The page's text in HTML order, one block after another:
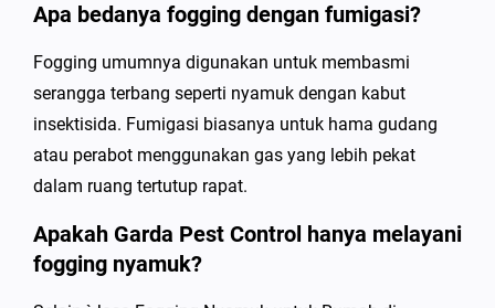
Apa bedanya fogging dengan fumigasi?
Fogging umumnya digunakan untuk membasmi
serangga terbang seperti nyamuk dengan kabut
insektisida. Fumigasi biasanya untuk hama gudang
atau perabot menggunakan gas yang lebih pekat
dalam ruang tertutup rapat.
Apakah Garda Pest Control hanya melayani
fogging nyamuk?